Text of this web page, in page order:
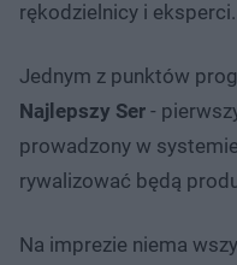
u
o
rękodzielnicy i eksperci.
Jednym z punktów
Najlepszy Ser -
prowadzony w
rywalizować będą
Na imprezie niema